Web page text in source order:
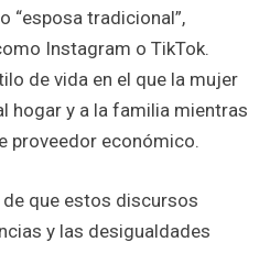
“esposa tradicional”,
Instagram o TikTok.
de vida en el que la mujer
hogar y a la familia mientras
proveedor económico.
que estos discursos
y las desigualdades